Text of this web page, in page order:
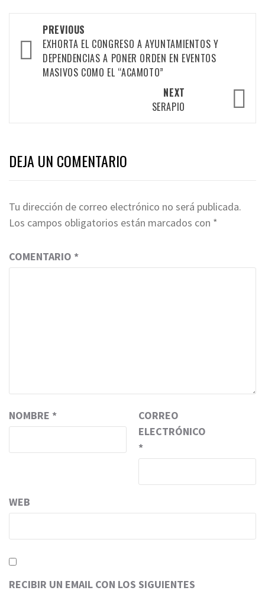
navigation
PREVIOUS
EXHORTA EL CONGRESO A AYUNTAMIENTOS Y
DEPENDENCIAS A PONER ORDEN EN EVENTOS
MASIVOS COMO EL “ACAMOTO”
NEXT
SERAPIO
DEJA UN COMENTARIO
Tu dirección de correo electrónico no será publicada.
Los campos obligatorios están marcados con *
COMENTARIO *
NOMBRE *
CORREO
ELECTRÓNICO
*
WEB
RECIBIR UN EMAIL CON LOS SIGUIENTES